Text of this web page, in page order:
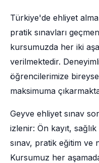
Türkiye'de ehliyet
pratik sınavları
kursumuzda her iki
verilmektedir.
öğrencilerimize
maksimuma
Geyve ehliyet sınav
izlenir: Ön kayıt,
sınav, pratik eğitim ve
Kursumuz her